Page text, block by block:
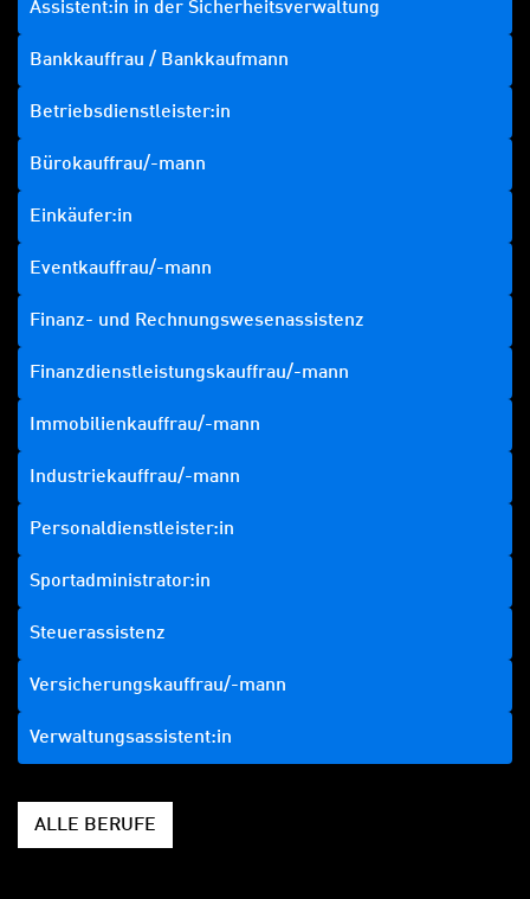
Assistent:in in der Sicherheitsverwaltung
Bankkauffrau / Bankkaufmann
Betriebsdienstleister:in
Bürokauffrau/-mann
Einkäufer:in
Eventkauffrau/-mann
Finanz- und Rechnungswesenassistenz
Finanzdienstleistungskauffrau/-mann
Immobilienkauffrau/-mann
Industriekauffrau/-mann
Personaldienstleister:in
Sportadministrator:in
Steuerassistenz
Versicherungskauffrau/-mann
Verwaltungsassistent:in
ALLE BERUFE